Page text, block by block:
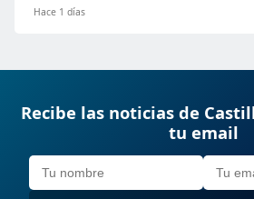
Hace 1 días
Recibe las noticias de
tu email